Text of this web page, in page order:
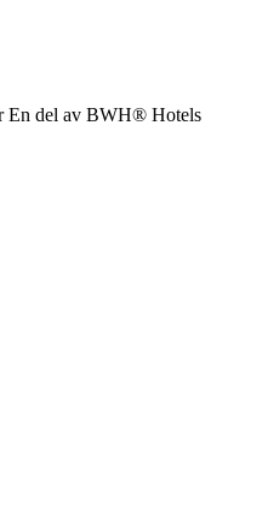
En del av BWH® Hotels